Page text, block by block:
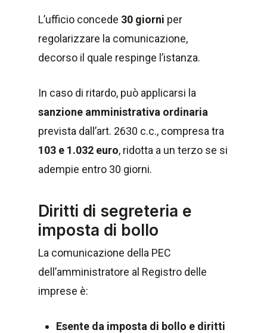
L’ufficio concede 30 giorni per
regolarizzare la comunicazione,
decorso il quale respinge l’istanza.
In caso di ritardo, può applicarsi la
sanzione amministrativa ordinaria
prevista dall’art. 2630 c.c., compresa tra
103 e 1.032 euro, ridotta a un terzo se si
adempie entro 30 giorni.
Diritti di segreteria e
imposta di bollo
La comunicazione della PEC
dell’amministratore al Registro delle
imprese è:
Esente da imposta di bollo e diritti